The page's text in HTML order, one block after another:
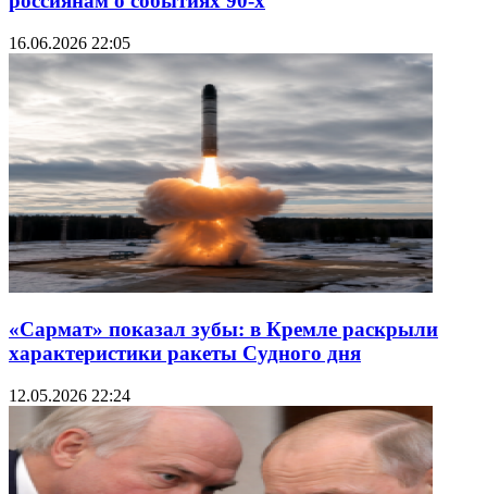
16.06.2026 22:05
«Сармат» показал зубы: в Кремле раскрыли
характеристики ракеты Судного дня
12.05.2026 22:24